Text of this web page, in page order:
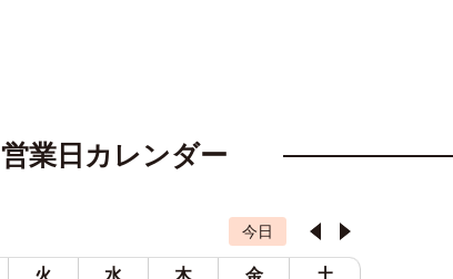
営業日カレンダー
今日